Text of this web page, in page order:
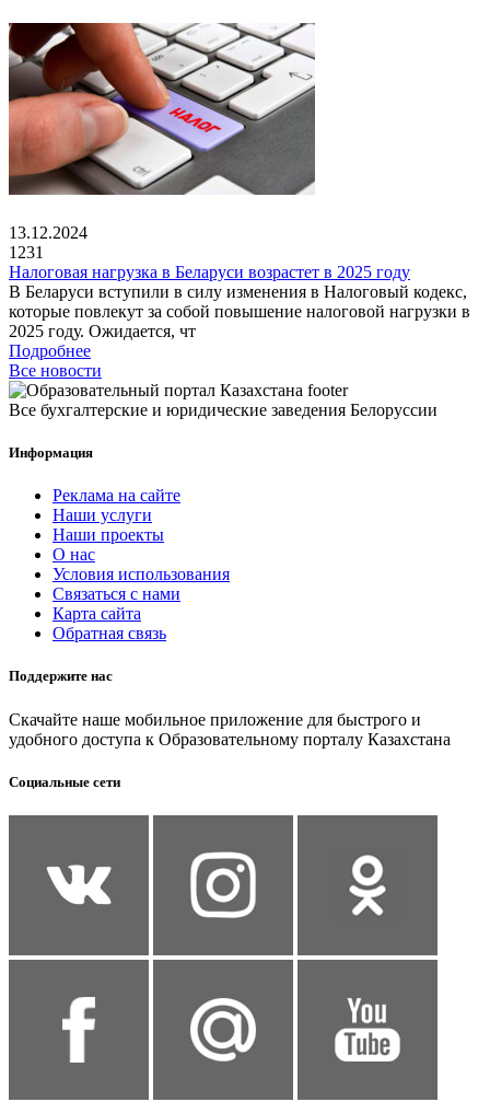
13.12.2024
1231
Налоговая нагрузка в Беларуси возрастет в 2025 году
В Беларуси вступили в силу изменения в Налоговый кодекс,
которые повлекут за собой повышение налоговой нагрузки в
2025 году. Ожидается, чт
Подробнее
Все новости
Все бухгалтерские и юридические заведения Белоруссии
Информация
Реклама на сайте
Наши услуги
Наши проекты
О нас
Условия использования
Связаться с нами
Карта сайта
Обратная связь
Поддержите нас
Скачайте наше мобильное приложение для быстрого и
удобного доступа к Образовательному порталу Казахстана
Социальные сети